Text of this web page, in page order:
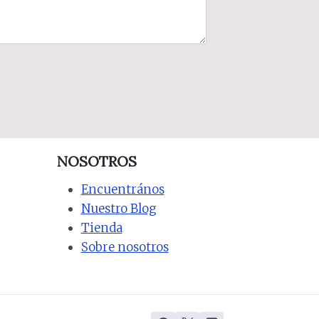
NOSOTROS
Encuentrános
Nuestro Blog
Tienda
Sobre nosotros